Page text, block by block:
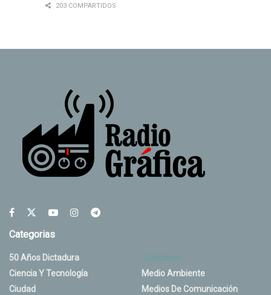
203 COMPARTIDOS
Categorias
50 Años Dictadura
Ciencia Y Tecnología
Ciudad
Medio Ambiente
Medios De Comunicación